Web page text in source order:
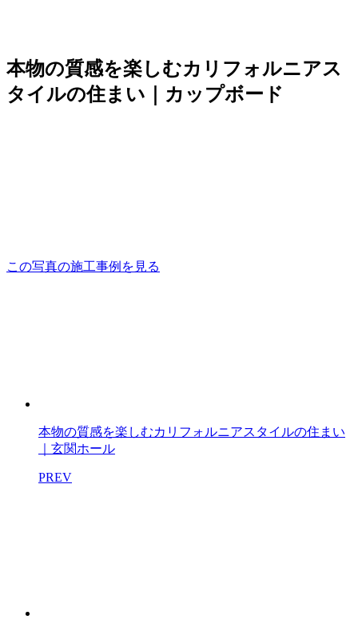
本物の質感を楽しむカリフォルニアス
タイルの住まい｜カップボード
この写真の施工事例を見る
本物の質感を楽しむカリフォルニアスタイルの住まい
｜玄関ホール
PREV